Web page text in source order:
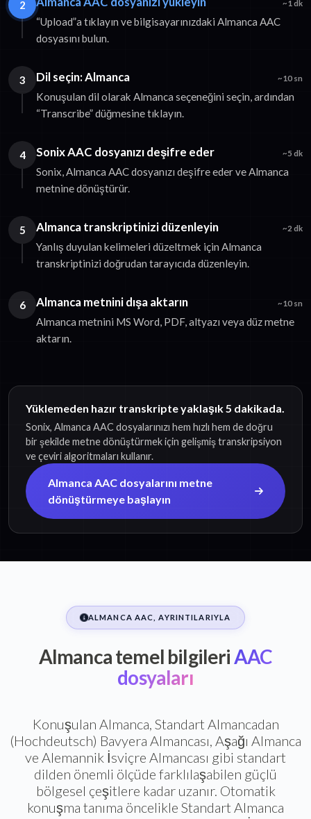
2 ~1 dk
“Upload”a tıklayın ve bilgisayarınızdaki Almanca AAC
dosyasını bulun.
3 Dil seçin: Almanca ~10 sn
Konuşulan dil olarak Almanca seçeneğini seçin, ardından
“Transcribe” düğmesine tıklayın.
4 Sonix AAC dosyanızı deşifre eder ~5 dk
Sonix, Almanca AAC dosyanızı deşifre eder ve Almanca
metnine dönüştürür.
5 Almanca transkriptinizi düzenleyin ~2 dk
Yanlış duyulan kelimeleri düzeltmek için Almanca
transkriptinizi doğrudan tarayıcıda düzenleyin.
6 Almanca metnini dışa aktarın ~10 sn
Almanca metnini MS Word, PDF, altyazı veya düz metne
aktarın.
Yüklemeden hazır transkripte yaklaşık 5 dakikada.
Sonix, Almanca AAC dosyalarınızı hem hızlı hem de doğru
bir şekilde metne dönüştürmek için gelişmiş transkripsiyon
ve çeviri algoritmaları kullanır.
Almanca AAC dosyalarını metne
dönüştürmeye başlayın
ALMANCA AAC, AYRINTILARIYLA
Almanca temel bilgileriAAC
dosyaları
Konuşulan Almanca, Standart Almancadan
(Hochdeutsch) Bavyera Almancası, Aşağı Almanca
ve Alemannik İsviçre Almancası gibi standart
dilden önemli ölçüde farklılaşabilen güçlü
bölgesel çeşitlere kadar uzanır. Otomatik
konuşma tanıma öncelikle Standart Almanca